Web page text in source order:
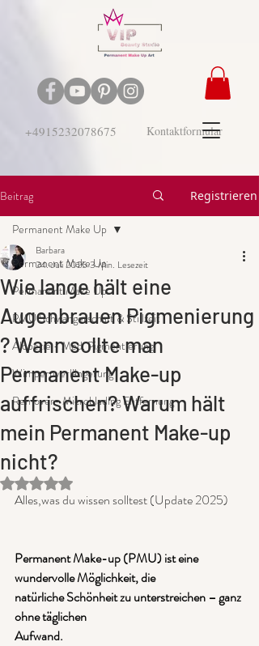
+4915232078675 Kontaktformular
Beitrag Registrieren
Permanent Make Up
Permanent Make Up
PMU Schwangerschaft & Stillzeit
Alopezie - Med. Pigmentierung
Wimpernverlängerung
Remover- Microblading Entfernung
Permanent Make Up
Wie lange hält eine
Augenbrauen Pigmenierung
? Wann sollte man
Permanent Make-up
auffrischen? Warum hält
mein Permanent Make-up
nicht?
Barbara
24. Juli 20253 Min. Lesezeit
Mit NaN von 5 Sternen bewertet.
Alles,was du wissen solltest (Update 2025)
Permanent Make-up (PMU) ist eine
wundervolle Möglichkeit, die
natürliche Schönheit zu unterstreichen – ganz
ohne täglichen
Aufwand.